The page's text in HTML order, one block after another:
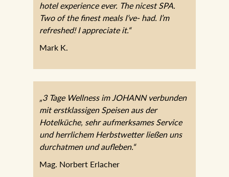
hotel experience ever. The nicest SPA.
Two of the finest meals I’ve- had. I’m
refreshed! I appreciate it.“
Mark K.
„3 Tage Wellness im JOHANN verbunden
mit erstklassigen Speisen aus der
Hotelküche, sehr aufmerksames Service
und herrlichem Herbstwetter ließen uns
durchatmen und aufleben.“
Mag. Norbert Erlacher